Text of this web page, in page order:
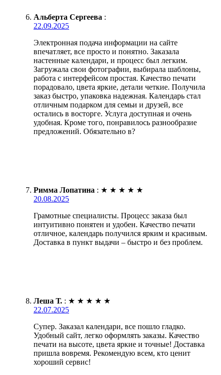
Альберта Сергеева :
22.09.2025
Электронная подача информации на сайте
впечатляет, все просто и понятно. Заказала
настенные календари, и процесс был легким.
Загружала свои фотографии, выбирала шаблоны,
работа с интерфейсом простая. Качество печати
порадовало, цвета яркие, детали четкие. Получила
заказ быстро, упаковка надежная. Календарь стал
отличным подарком для семьи и друзей, все
остались в восторге. Услуга доступная и очень
удобная. Кроме того, понравилось разнообразие
предложений. Обязательно в?
Римма Лопатина : ★ ★ ★ ★ ★
20.08.2025
Грамотные специалисты. Процесс заказа был
интуитивно понятен и удобен. Качество печати
отличное, календарь получился ярким и красивым.
Доставка в пункт выдачи – быстро и без проблем.
Леша Т. : ★ ★ ★ ★ ★
22.07.2025
Супер. Заказал календари, все пошло гладко.
Удобный сайт, легко оформлять заказы. Качество
печати на высоте, цвета яркие и точные! Доставка
пришла вовремя. Рекомендую всем, кто ценит
хороший сервис!